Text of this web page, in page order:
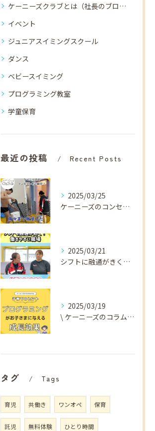
ケーニーズクラブとは（社長のブログ）
イベント
ジュニアスイミングスクール
ダンス
ベビースイミング
プログラミング教室
学童保育
最近の投稿 Recent Posts
2025/03/25
ケーニーズのコンセプトをご紹介！
2025/03/21
シフトに融通がきくから
2025/03/19
\ ケーニーズのコラム📚/
タグ Tags
育児 共働き ワンオペ 保育
託児 無料体験 ひとり時間